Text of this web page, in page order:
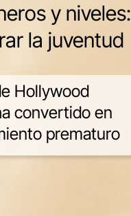
y niveles:
la juventud
Hollywood
convertido en
prematuro